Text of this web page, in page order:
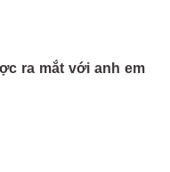
ra mắt với anh em